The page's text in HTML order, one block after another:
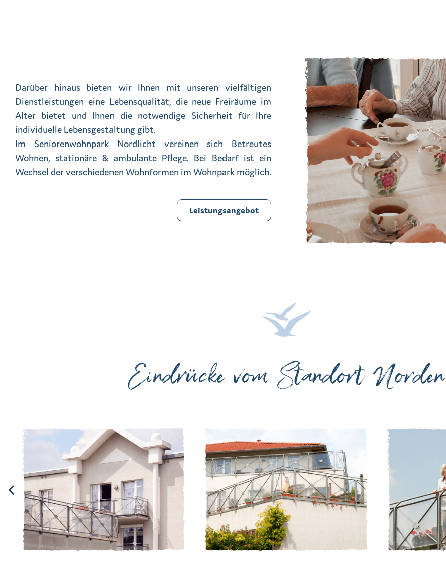
Darüber hinaus bieten wir Ihnen mit unseren vielfältigen
Dienstleistungen eine Lebensqualität, die neue Freiräume im
Alter bietet und Ihnen die notwendige Sicherheit für Ihre
individuelle Lebensgestaltung gibt.
Im Seniorenwohnpark Nordlicht vereinen sich Betreutes
Wohnen, stationäre & ambulante Pflege. Bei Bedarf ist ein
Wechsel der verschiedenen Wohnformen im Wohnpark möglich.
Leistungsangebot
Eindrücke vom Standort Norden